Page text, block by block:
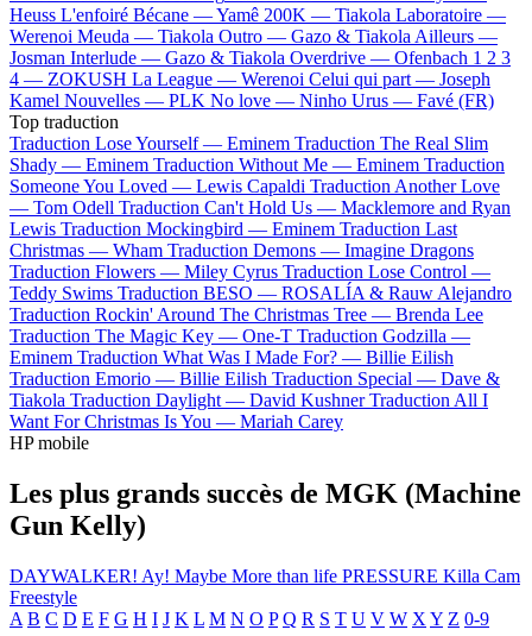
Heuss L'enfoiré Bécane —Yamê 200K — Tiakola Laboratoire —
Werenoi Meuda — Tiakola Outro — Gazo & TiakolaAilleurs —
Josman Interlude — Gazo & Tiakola Overdrive — Ofenbach 1 2 3
4 — ZOKUSH La League — Werenoi Celui qui part — Joseph
Kamel Nouvelles — PLK No love — Ninho Urus — Favé (FR)
Top traduction
Traduction Lose Yourself — Eminem Traduction The Real Slim
Shady — Eminem Traduction Without Me — Eminem Traduction
Someone You Loved — Lewis Capaldi Traduction Another Love
— Tom Odell Traduction Can't Hold Us — Macklemore and Ryan
Lewis Traduction Mockingbird — Eminem Traduction Last
Christmas — Wham Traduction Demons — Imagine Dragons
Traduction Flowers — Miley Cyrus Traduction Lose Control —
Teddy Swims Traduction BESO — ROSALÍA & Rauw Alejandro
Traduction Rockin' Around The Christmas Tree — Brenda Lee
Traduction The Magic Key — One-T Traduction Godzilla —
Eminem Traduction What Was I Made For? — Billie Eilish
Traduction Emorio — Billie Eilish Traduction Special — Dave &
Tiakola Traduction Daylight — David Kushner Traduction All I
Want For Christmas Is You — Mariah Carey
HP mobile
Les plus grands succès de MGK (Machine
Gun Kelly)
DAYWALKER! Ay! Maybe More than life PRESSURE Killa Cam
Freestyle
A B C D E F G H I J K L M N O P Q R S T U V W X Y Z 0-9